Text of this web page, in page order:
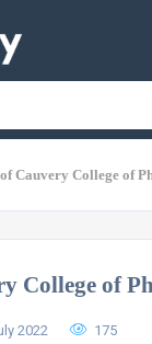
Cauvery College of
College of
2022 175